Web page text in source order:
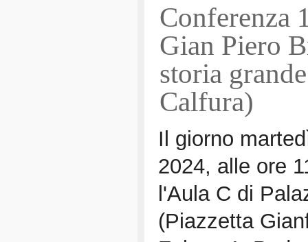
Conferenza
Gian Piero
storia
Calfura)
Il giorno
2024, alle ore
l'Aula C di
(Piazzetta